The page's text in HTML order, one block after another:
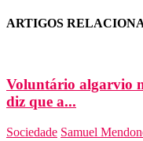
ARTIGOS
Voluntário algarvio
diz que a...
Sociedade Samuel